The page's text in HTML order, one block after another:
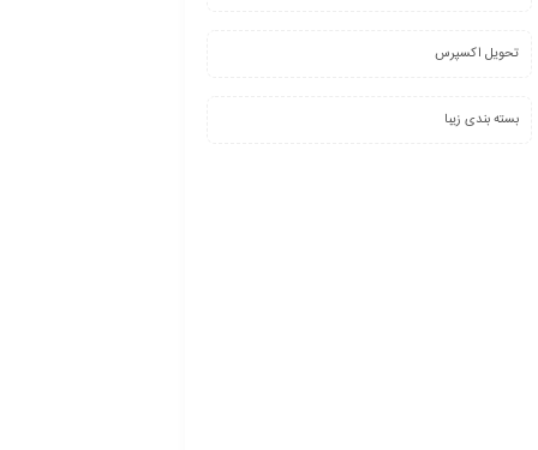
تحویل اکسپرس
بسته بندی زیبا